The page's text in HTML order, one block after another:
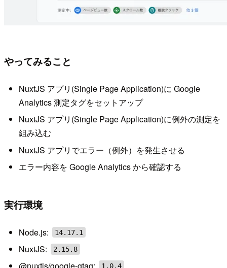
やってみること
NuxtJS アプリ(Single Page Application)に Google
Analytics 測定タグをセットアップ
NuxtJS アプリ(Single Page Application)に例外の測定を
組み込む
NuxtJS アプリでエラー（例外）を発生させる
エラー内容を Google Analytics から確認する
実行環境
Node.js: 14.17.1
NuxtJS: 2.15.8
1.0.4